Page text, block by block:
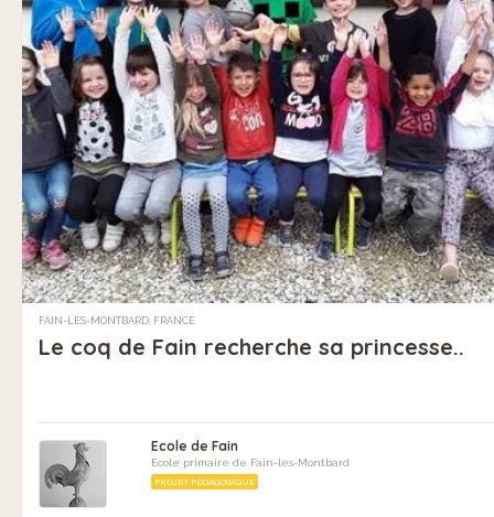
FAIN-LÈS-MONTBARD, FRANCE
Le coq de Fain recherche sa princesse..
Ecole de Fain
Ecole primaire de Fain-les-Montbard
PROJET PÉDAGOGIQUE